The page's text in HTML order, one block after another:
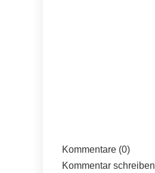
Kommentare (0)
Kommentar schreiben